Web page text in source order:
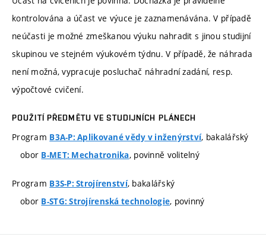
kontrolována a účast ve výuce je zaznamenávána. V případě
neúčasti je možné zmeškanou výuku nahradit s jinou studijní
skupinou ve stejném výukovém týdnu. V případě, že náhrada
není možná, vypracuje posluchač náhradní zadání, resp.
výpočtové cvičení.
POUŽITÍ PŘEDMĚTU VE STUDIJNÍCH PLÁNECH
Program B3A-P: Aplikované vědy v inženýrství, bakalářský
obor B-MET: Mechatronika, povinně volitelný
Program B3S-P: Strojírenství, bakalářský
obor B-STG: Strojírenská technologie, povinný